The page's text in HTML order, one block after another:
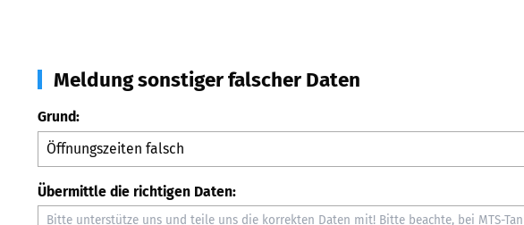
Meldung sonstiger falscher Daten
Grund:
Übermittle die richtigen Daten: